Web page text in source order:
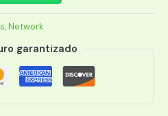
,Network
garantizado